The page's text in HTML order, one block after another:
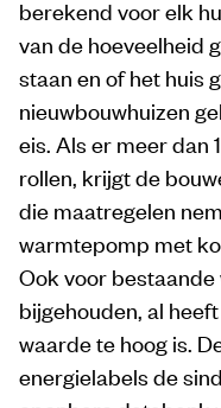
berekend voor elk
van de hoeveelheid
staan en of het huis
nieuwbouwhuizen
eis. Als er meer dan
rollen, krijgt de
die maatregelen
warmtepomp met
Ook voor
bijgehouden, al
waarde te hoog is.
energielabels de